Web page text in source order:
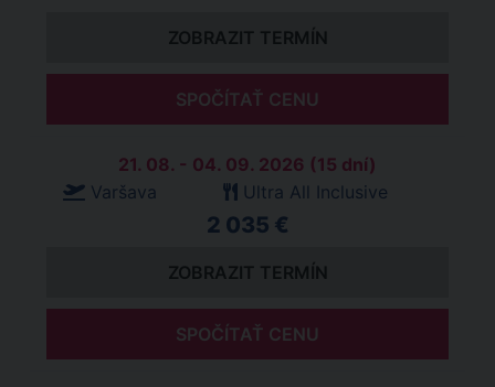
ZOBRAZIT TERMÍN
SPOČÍTAŤ CENU
21. 08. - 04. 09. 2026 (15 dní)
Varšava
Ultra All Inclusive
2 035 €
ZOBRAZIT TERMÍN
SPOČÍTAŤ CENU